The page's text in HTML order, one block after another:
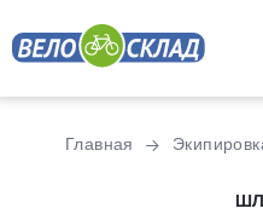
Главная